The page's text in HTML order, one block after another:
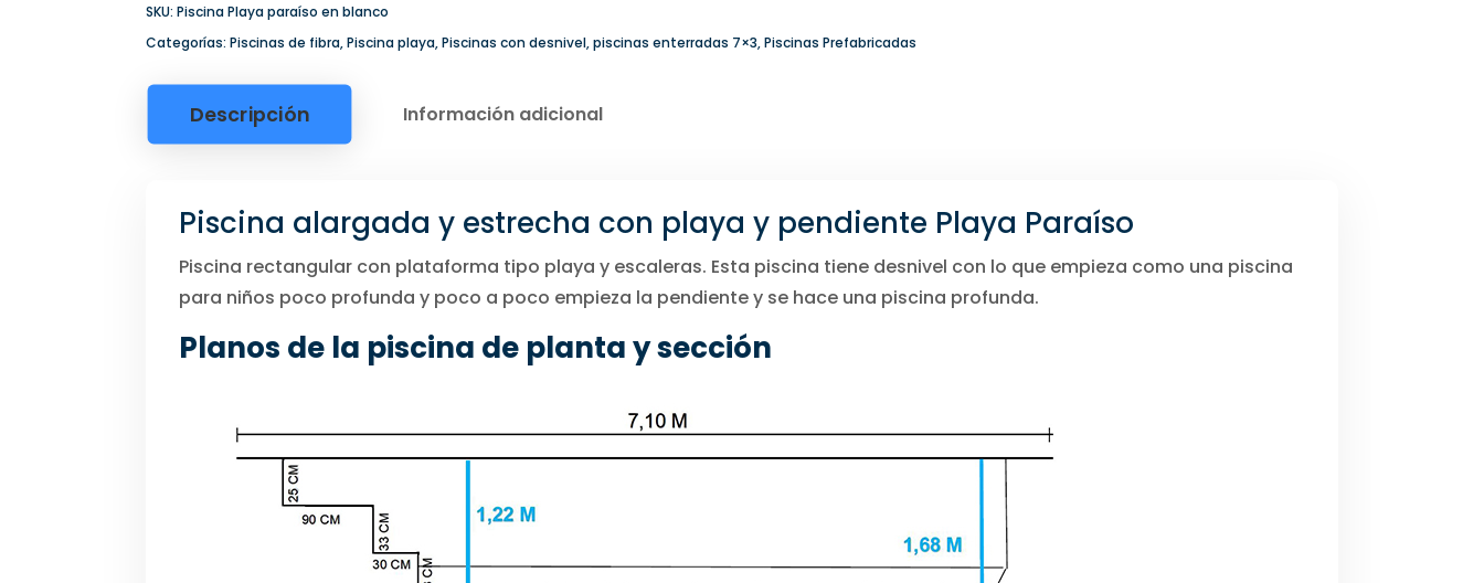
SKU: Piscina Playa paraíso en blanco
Categorías: Piscinas de fibra,Piscina playa,Piscinas con desnivel,piscinas enterradas 7×3,Piscinas Prefabricadas
Descripción Información adicional
Piscina alargada y estrecha con playa y pendiente Playa Paraíso
Piscina rectangular con plataforma tipo playa y escaleras. Esta piscina tiene desnivel con lo que empieza como una piscina
para niños poco profunda y poco a poco empieza la pendiente y se hace una piscina profunda.
Planos de la piscina de planta y sección